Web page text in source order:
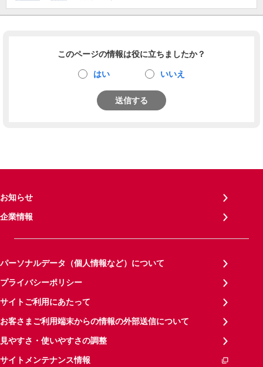
このページの情報は役に立ちましたか？
はい いいえ
送信する
お知らせ
企業情報
パーソナルデータ（個人情報など）について
プライバシーポリシー
サイトご利用にあたって
お客さまご利用端末からの情報の外部送信について
見やすさ・使いやすさの調整
サイトメンテナンス情報